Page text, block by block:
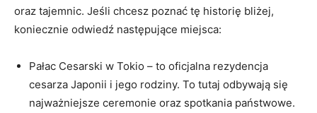
oraz tajemnic.‍ Jeśli chcesz poznać tę historię ⁤bliżej,
koniecznie odwiedź następujące miejsca:
Pałac Cesarski w‍ Tokio – to oficjalna rezydencja
cesarza ⁣Japonii i jego ‌rodziny. To tutaj odbywają się‌
najważniejsze ceremonie oraz⁤ spotkania państwowe.